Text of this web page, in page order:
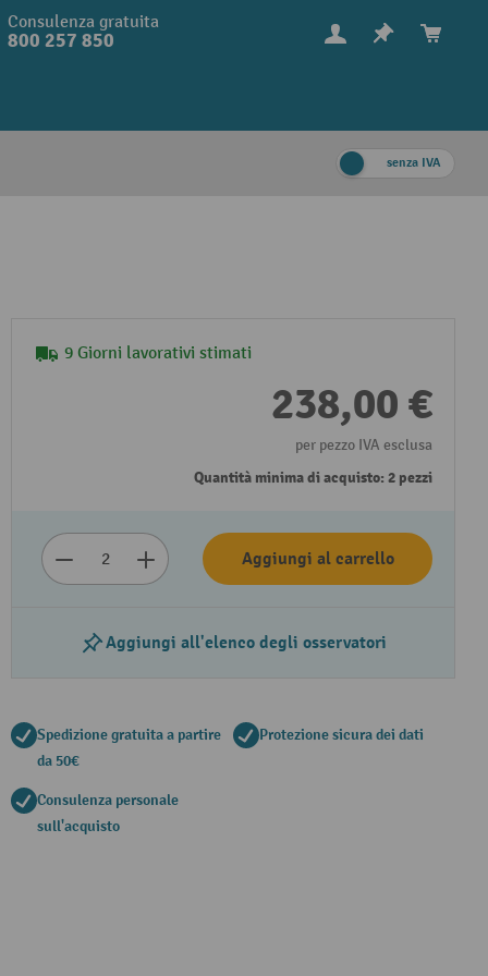
Consulenza gratuita
800 257 850
senza IVA
9 Giorni lavorativi stimati
238,00 €
per pezzo IVA esclusa
Quantità minima di acquisto: 2 pezzi
Aggiungi al carrello
Aggiungi all'elenco degli osservatori
Spedizione gratuita a partire
da 50€
Protezione sicura dei dati
Consulenza personale
sull'acquisto